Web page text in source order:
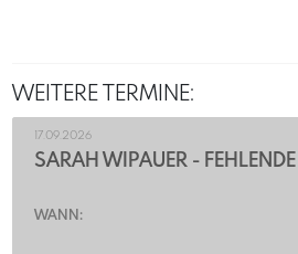
WEITERE TERMINE:
17.09.2026
SARAH WIPAUER -
WANN: